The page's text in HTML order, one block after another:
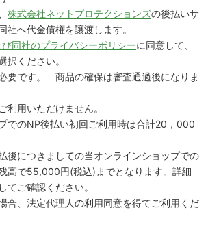
株式会社ネットプロテクションズの後払いサ
社へ代金債権を譲渡します。
同社のプライバシーポリシーに同意して、
択ください。
要です。 商品の確保は審査通過後になりま
利用いただけません。
でのNP後払い初回ご利用時は合計20，000
後につきましての当オンラインショップでの
高で55,000円(税込)までとなります。詳細
てご確認ください。
合、法定代理人の利用同意を得てご利用くだ